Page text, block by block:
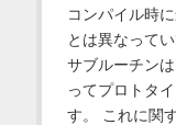
コンパイル時
とは異なって
サブルーチン
ってプロトタ
す。 これに関